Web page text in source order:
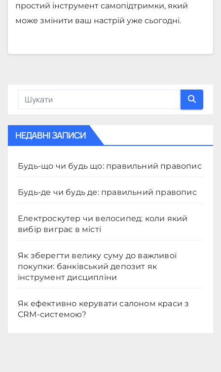
простий інструмент самопідтримки, який
може змінити ваш настрій уже сьогодні.
НЕДАВНІ ЗАПИСИ
Будь-що чи будь що: правильний правопис
Будь-де чи будь де: правильний правопис
Електроскутер чи велосипед: коли який
вибір виграє в місті
Як зберегти велику суму до важливої
покупки: банківський депозит як
інструмент дисципліни
Як ефективно керувати салоном краси з
CRM-системою?